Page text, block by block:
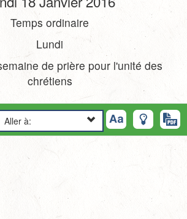
Temps ordinaire
Lundi
de prière pour l'unité des
chrétiens
Aller à: